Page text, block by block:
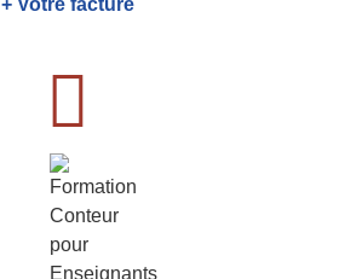
+ Votre facture